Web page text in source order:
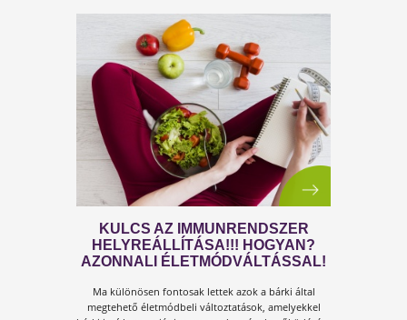
TESTSZERVIZ, LÉLEKSZERVIZ!!!
Az életmódváltás nem pusztán fizikai változás a